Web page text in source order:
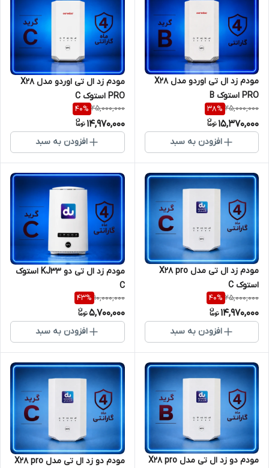
مودم زد ال تی اوردو مدل X28
PRO استوک B
25,000,000
38%
15,370,000
افزودن به سبد
مودم زد ال تی اوردو مدل X28
PRO استوک C
25,000,000
40%
14,970,000
افزودن به سبد
مودم زد ال تی مدل X28 pro
استوک C
25,000,000
40%
14,970,000
افزودن به سبد
مودم زد ال تی دو KJ33 استوک
C
10,000,000
43%
5,700,000
افزودن به سبد
مودم دو زد ال تی مدل X28 pro
مودم دو زد ال تی مدل X28 pro